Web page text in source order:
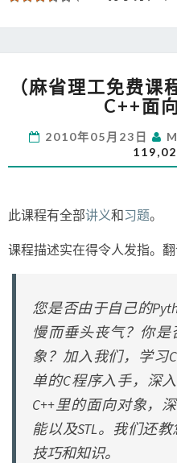
（麻省理工免费课
C++面
2010年05月23日
此课程有全部讲义和习题。
课程描述实在得令人发指。翻
您是否由于自己的
慢而垂头丧气？你是
象？加入我们，学习
单的C程序入手，深
C++里的面向对象，
能以及STL。我们还
技巧和知识。